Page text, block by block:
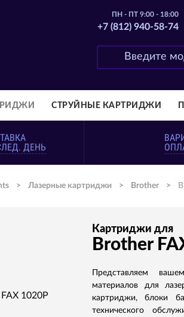
ПН - ПТ 9:00 - 18:00
+7 (812) 940-58-74
СТРУЙНЫЕ КАРТРИДЖИ
ДЕНЬ
> Лазерные картриджи > Brother >
Картриджи для
Brother
Представляем
материалов для
картриджи, блоки
технического